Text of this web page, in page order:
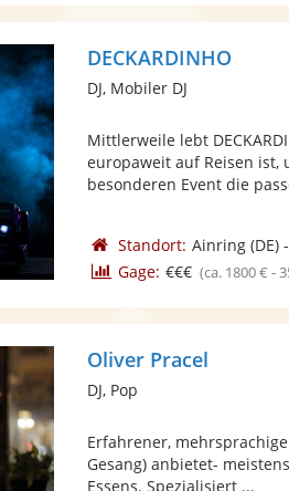
DECKARDINHO
DJ, Mobiler DJ
Mittlerweile lebt
europaweit auf Reisen ist,
besonderen Event die
Standort: Ainring(DE)-
Gage: €€€ (ca. 1800 € -
Oliver Pracel
DJ, Pop
Erfahrener,
Gesang) anbietet-
Essens. Spezialisiert ...